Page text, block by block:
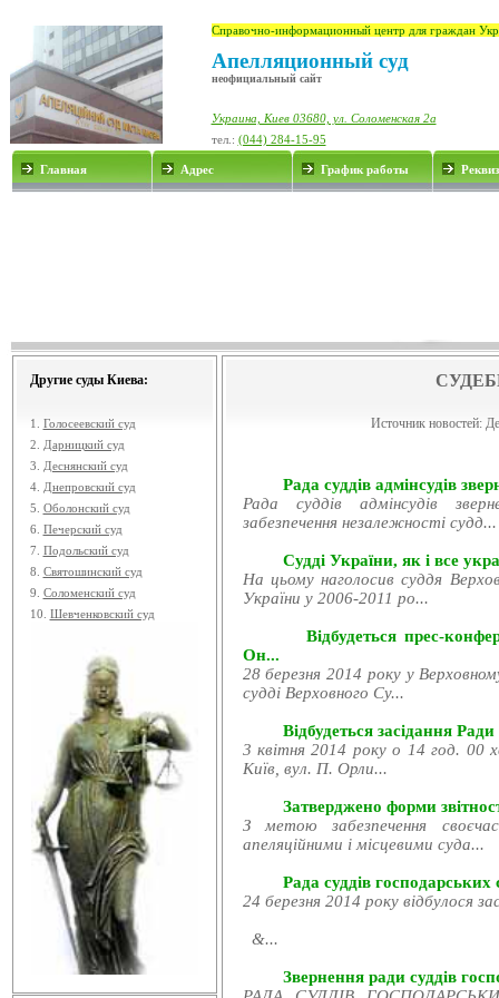
Справочно-информационный центр для граждан
Апелляционный суд
неофициальный сайт
Украина, Киев 03680, ул. Соломенская 2а
тел.: (044) 284-15-95
Главная Адрес График работы
Другие суды Киева:
1. Голосеевский суд
2.
Дарницкий суд
3.
Деснянский суд
4. Днепровский суд
5. Оболонский суд
6. Печерский суд
7. Подольский суд
8. Святошинский суд
9. Соломенский суд
10. Шевченковский суд
Источник новостей:
Рада суддів адмінсудів
Рада суддів адмінсудів
забезпечення незалежності судд...
Судді України, як і все
На цьому наголосив суддя
України у 2006-2011 ро...
Відбудеться прес-
Он...
28 березня 2014 року у
судді Верховного Су...
Відбудеться засідання
3 квітня 2014 року о 14 год. 00
Київ, вул. П. Орли...
Затверджено форми
З метою забезпечення
апеляційними і місцевими суда...
Рада суддів господарських
24 березня 2014 року відбулося
&...
Звернення ради суддів